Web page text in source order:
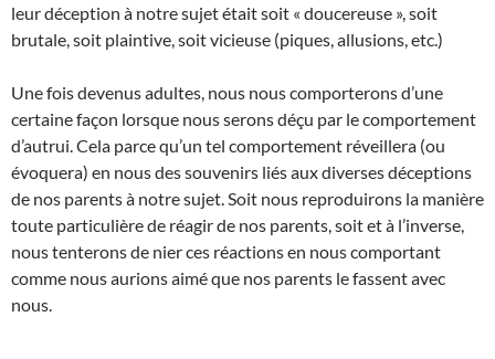
leur déception à notre sujet était soit « doucereuse », soit
brutale, soit plaintive, soit vicieuse (piques, allusions, etc.)
Une fois devenus adultes, nous nous comporterons d’une
certaine façon lorsque nous serons déçu par le comportement
d’autrui. Cela parce qu’un tel comportement réveillera (ou
évoquera) en nous des souvenirs liés aux diverses déceptions
de nos parents à notre sujet. Soit nous reproduirons la manière
toute particulière de réagir de nos parents, soit et à l’inverse,
nous tenterons de nier ces réactions en nous comportant
comme nous aurions aimé que nos parents le fassent avec
nous.